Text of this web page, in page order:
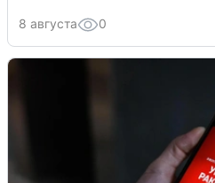
8 августа 0